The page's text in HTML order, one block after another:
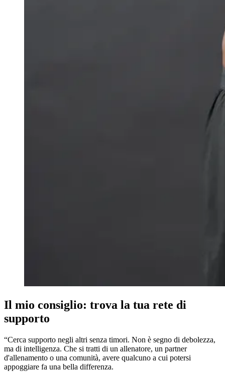
Il mio consiglio: trova la tua rete di
supporto
“Cerca supporto negli altri senza timori. Non è segno di debolezza,
ma di intelligenza. Che si tratti di un allenatore, un partner
d'allenamento o una comunità, avere qualcuno a cui potersi
appoggiare fa una bella differenza.